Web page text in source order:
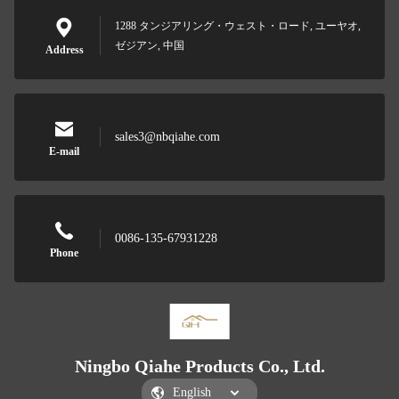
Address
1288 タンジアリング・ウェスト・ロード, ユーヤオ,
ゼジアン, 中国
E-mail
sales3@nbqiahe.com
Phone
0086-135-67931228
Ningbo Qiahe Products Co., Ltd.